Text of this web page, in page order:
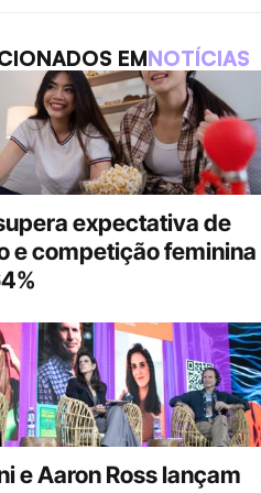
EMNOTÍCIAS
expectativa de
e competição feminina
e Aaron Ross lançam